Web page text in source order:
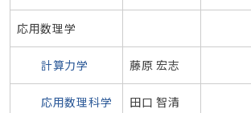
応用数理学
計算力学 藤原 宏志
応用数理科学 田口 智清